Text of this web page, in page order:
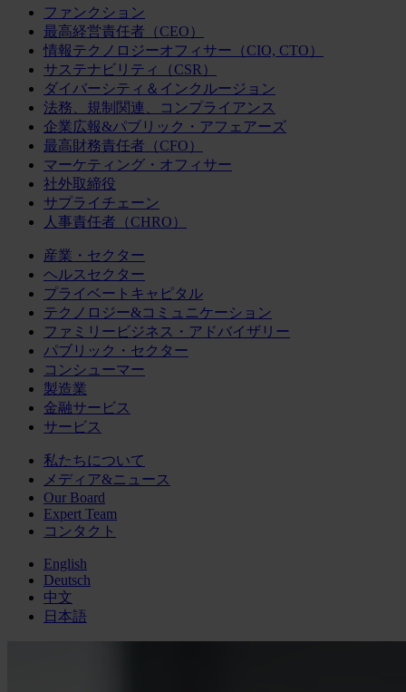
ファンクション
最高経営責任者（CEO）
情報テクノロジーオフィサー（CIO, CTO）
サステナビリティ（CSR）
ダイバーシティ＆インクルージョン
法務、規制関連、コンプライアンス
企業広報&パブリック・アフェアーズ
最高財務責任者（CFO）
マーケティング・オフィサー
社外取締役
サプライチェーン
人事責任者（CHRO）
産業・セクター
ヘルスセクター
プライベートキャピタル
テクノロジー&コミュニケーション
ファミリービジネス・アドバイザリー
パブリック・セクター
コンシューマー
製造業
金融サービス
サービス
私たちについて
メディア&ニュース
Our Board
Expert Team
コンタクト
English
Deutsch
中文
日本語